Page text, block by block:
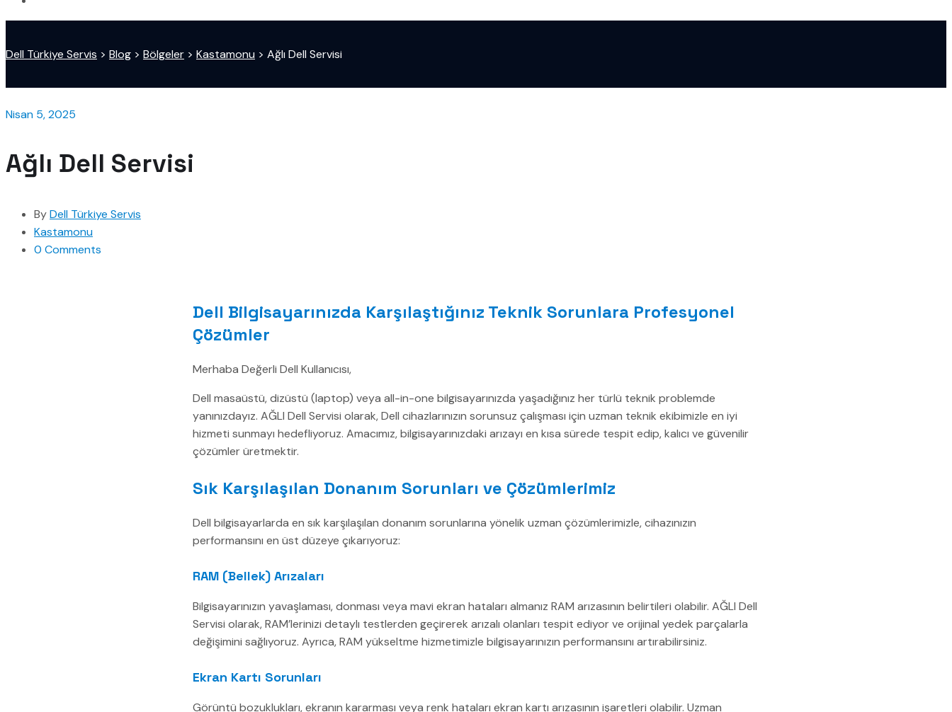
Dell Türkiye Servis > Blog > Bölgeler > Kastamonu > Ağlı Dell Servisi
Nisan 5, 2025
Ağlı Dell Servisi
ByDell Türkiye Servis
Kastamonu
0 Comments
Dell Bilgisayarınızda Karşılaştığınız Teknik Sorunlara Profesyonel
Çözümler
Merhaba Değerli Dell Kullanıcısı,
Dell masaüstü, dizüstü (laptop) veya all-in-one bilgisayarınızda yaşadığınız her türlü teknik problemde
yanınızdayız. AĞLI Dell Servisi olarak, Dell cihazlarınızın sorunsuz çalışması için uzman teknik ekibimizle en iyi
hizmeti sunmayı hedefliyoruz. Amacımız, bilgisayarınızdaki arızayı en kısa sürede tespit edip, kalıcı ve güvenilir
çözümler üretmektir.
Sık Karşılaşılan Donanım Sorunları ve Çözümlerimiz
Dell bilgisayarlarda en sık karşılaşılan donanım sorunlarına yönelik uzman çözümlerimizle, cihazınızın
performansını en üst düzeye çıkarıyoruz:
RAM (Bellek) Arızaları
Bilgisayarınızın yavaşlaması, donması veya mavi ekran hataları almanız RAM arızasının belirtileri olabilir. AĞLI Dell
Servisi olarak, RAM’lerinizi detaylı testlerden geçirerek arızalı olanları tespit ediyor ve orijinal yedek parçalarla
değişimini sağlıyoruz. Ayrıca, RAM yükseltme hizmetimizle bilgisayarınızın performansını artırabilirsiniz.
Ekran Kartı Sorunları
Görüntü bozuklukları, ekranın kararması veya renk hataları ekran kartı arızasının işaretleri olabilir. Uzman